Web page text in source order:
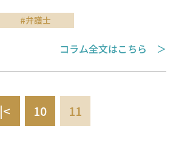
#弁護士
コラム全文はこちら ＞
|< 10 11